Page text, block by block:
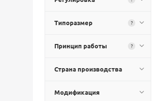
Типоразмер ?
Принцип работы ?
Страна производства
Модификация